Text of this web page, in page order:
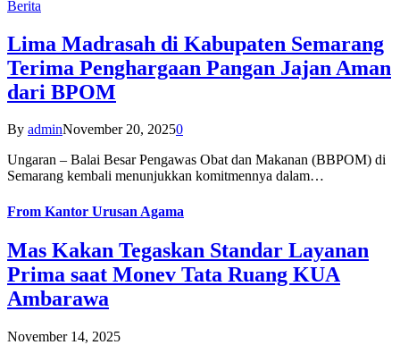
Berita
Lima Madrasah di Kabupaten Semarang
Terima Penghargaan Pangan Jajan Aman
dari BPOM
By adminNovember 20, 20250
Ungaran – Balai Besar Pengawas Obat dan Makanan (BBPOM) di
Semarang kembali menunjukkan komitmennya dalam…
From Kantor Urusan Agama
Mas Kakan Tegaskan Standar Layanan
Prima saat Monev Tata Ruang KUA
Ambarawa
November 14, 2025